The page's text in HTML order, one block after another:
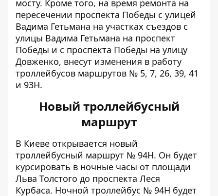
мосту. Кроме того, на время ремонта на
пересечении проспекта Победы с улицей
Вадима Гетьмана на участках съездов с
улицы Вадима Гетьмана на проспект
Победы и с проспекта Победы на улицу
Довженко, внесут изменения в работу
троллейбусов маршрутов № 5, 7, 26, 39, 41
и 93Н.
Новый троллейбусный
маршрут
В Киеве открывается новый
троллейбусный маршрут № 94Н. Он будет
курсировать в ночные часы от площади
Льва Толстого до проспекта Леся
Курбаса. Ночной троллейбус № 94Н будет